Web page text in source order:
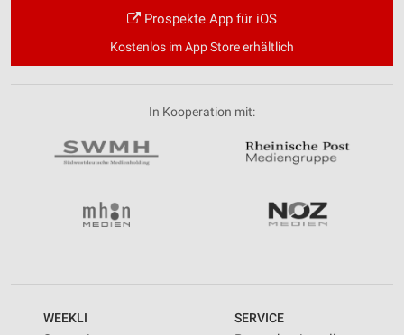
Prospekte App für iOS
Kostenlos im App Store erhältlich
In Kooperation mit:
WEEKLI SERVICE